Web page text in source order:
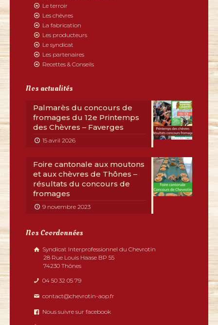
Le terroir
Les chèvres
La fabrication
Les producteurs
Le syndicat
Les partenaires
Recettes & Conseils
Nos actualités
Palmarès du concours de
fromages du 12e Printemps
des Chèvres – Faverges
15 avril 2026
Foire cantonale aux moutons
et aux chèvres de Thônes –
résultats du concours de
fromages
9 novembre 2023
Nos Coordonnées
Syndicat Interprofessionnel du Chevrotin
28 Rue Louis Haase BP 55
74230 Thônes
04 50 32 05 79
contact@chevrotin-aop.fr
Nous suivre sur facebook